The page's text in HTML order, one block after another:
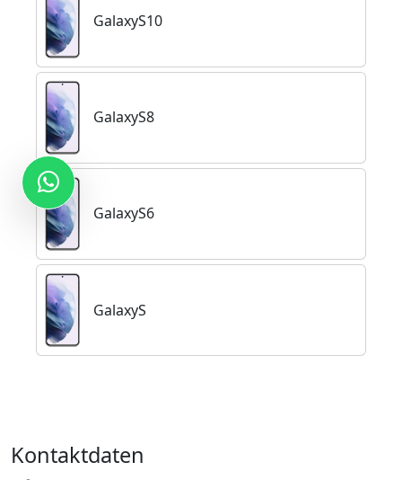
GalaxyS10
GalaxyS8
GalaxyS6
GalaxyS
Kontaktdaten